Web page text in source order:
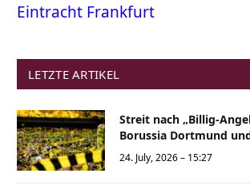
Eintracht Frankfurt
LETZTE ARTIKEL
Streit nach „Billig-
Borussia Dortmund
24. July, 2026 – 15:27